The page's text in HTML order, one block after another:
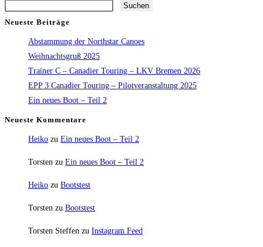
Suchen
Neueste Beiträge
Abstammung der Northstar Canoes
Weihnachtsgruß 2025
Trainer C – Canadier Touring – LKV Bremen 2026
EPP 3 Canadier Touring – Pilotveranstaltung 2025
Ein neues Boot – Teil 2
Neueste Kommentare
Heiko zu Ein neues Boot – Teil 2
Torsten zu Ein neues Boot – Teil 2
Heiko zu Bootstest
Torsten zu Bootstest
Torsten Steffen zu Instagram Feed